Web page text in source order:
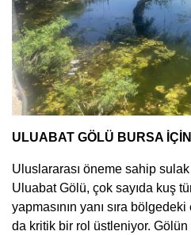
ULUABAT GÖLÜ BURSA
Uluslararası öneme sahip
Uluabat Gölü, çok sayıda kuş
yapmasının yanı sıra
da kritik bir rol üstleniyor. Gölün